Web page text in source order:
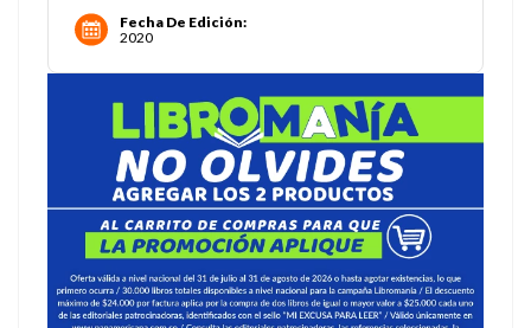
Fecha De Edición:
2020